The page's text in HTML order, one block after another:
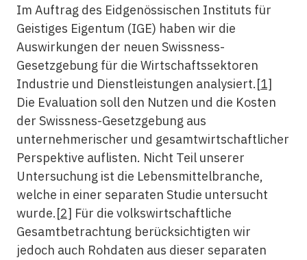
Im Auftrag des Eidgenössischen Instituts für
Geistiges Eigentum (IGE) haben wir die
Auswirkungen der neuen Swissness-
Gesetzgebung für die Wirtschaftssektoren
Industrie und Dienstleistungen analysiert.[1]
Die Evaluation soll den Nutzen und die Kosten
der Swissness-Gesetzgebung aus
unternehmerischer und gesamtwirtschaftlicher
Perspektive auflisten. Nicht Teil unserer
Untersuchung ist die Lebensmittelbranche,
welche in einer separaten Studie untersucht
wurde.[2] Für die volkswirtschaftliche
Gesamtbetrachtung berücksichtigten wir
jedoch auch Rohdaten aus dieser separaten